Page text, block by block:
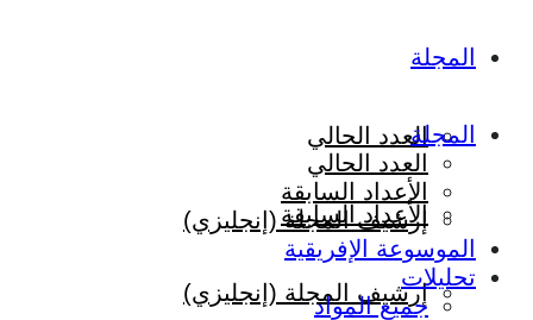
المجلة
العدد الحالي
الأعداد السابقة
إرشيف المجلة (إنجليزي)
المجلة
العدد الحالي
الأعداد السابقة
إرشيف المجلة (إنجليزي)
الموسوعة الإفريقية
تحليلات
جميع المواد